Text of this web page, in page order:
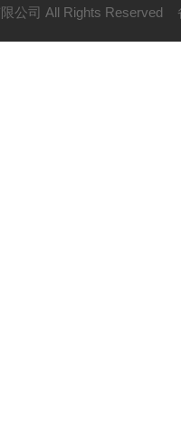
公司 All Rights Reserved